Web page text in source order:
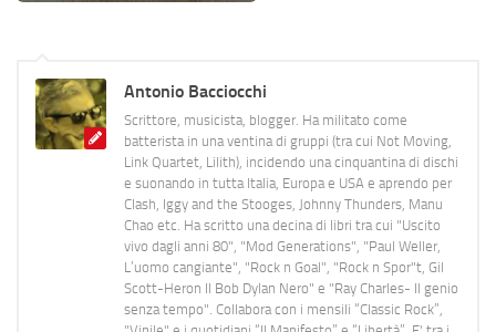
Antonio Bacciocchi
Scrittore, musicista, blogger. Ha militato come
batterista in una ventina di gruppi (tra cui Not Moving,
Link Quartet, Lilith), incidendo una cinquantina di dischi
e suonando in tutta Italia, Europa e USA e aprendo per
Clash, Iggy and the Stooges, Johnny Thunders, Manu
Chao etc. Ha scritto una decina di libri tra cui "Uscito
vivo dagli anni 80", "Mod Generations", "Paul Weller,
L’uomo cangiante", "Rock n Goal", "Rock n Spor"t, Gil
Scott-Heron Il Bob Dylan Nero" e "Ray Charles- Il genio
senza tempo". Collabora con i mensili “Classic Rock”,